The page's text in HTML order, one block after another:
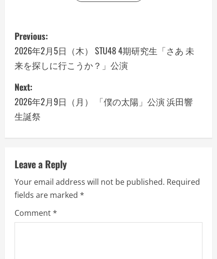
P
o
s
t
n
a
i
g
a
Previous:
2026年2月5日（木） STU48 4期研究生「さあ 未
来を探しに行こうか？」公演
Next:
2026年2月9日（月） 「僕の太陽」公演 浜田響
生誕祭
Leave a Reply
Your email address will not be published. Required
fields are marked *
Comment*